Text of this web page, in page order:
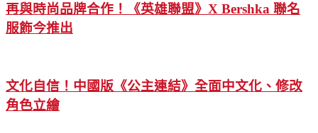
再與時尚品牌合作！《英雄聯盟》X Bershka 聯名
服飾今推出
文化自信！中國版《公主連結》全面中文化、修改
角色立繪